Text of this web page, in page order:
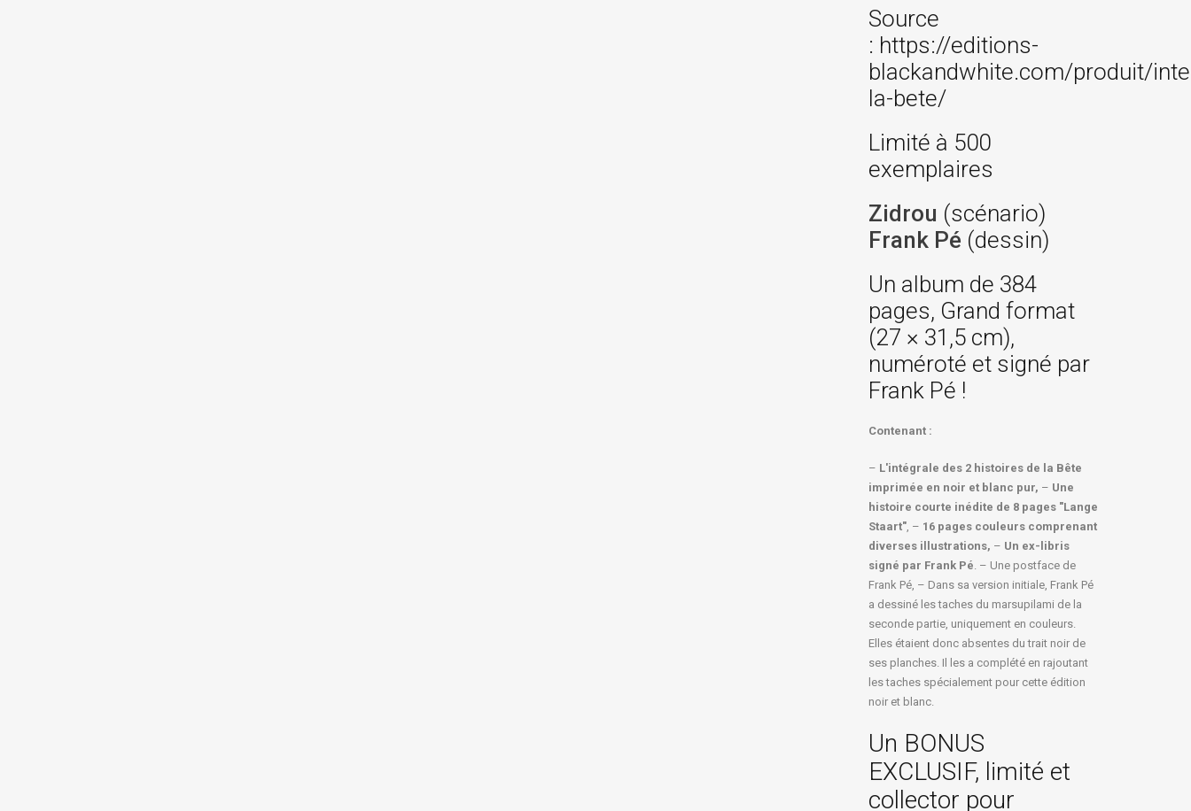
Source
: https://editions-
blackandwhite.com/produit/
la-bete/
Limité à 500
exemplaires
Zidrou (scénario)
Frank Pé (dessin)
Un album de 384
pages, Grand format
(27 × 31,5 cm),
numéroté et signé par
Frank Pé !
Contenant :
– L'intégrale des 2 histoires de la Bête
imprimée en noir et blanc pur, – Une
histoire courte inédite de 8 pages "Lange
Staart", – 16 pages couleurs comprenant
diverses illustrations, – Un ex-libris
signé par Frank Pé. – Une postface de
Frank Pé, – Dans sa version initiale, Frank Pé
a dessiné les taches du marsupilami de la
seconde partie, uniquement en couleurs.
Elles étaient donc absentes du trait noir de
ses planches. Il les a complété en rajoutant
les taches spécialement pour cette édition
noir et blanc.
Un BONUS
EXCLUSIF, limité et
collector pour